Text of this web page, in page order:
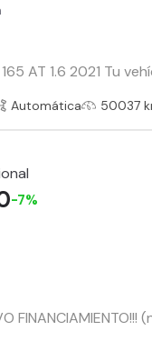
165 AT 1.6 2021
Automática 50037
-7%